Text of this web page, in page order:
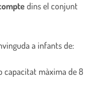
dins el conjunt
a infants de:
capacitat màxima de 8